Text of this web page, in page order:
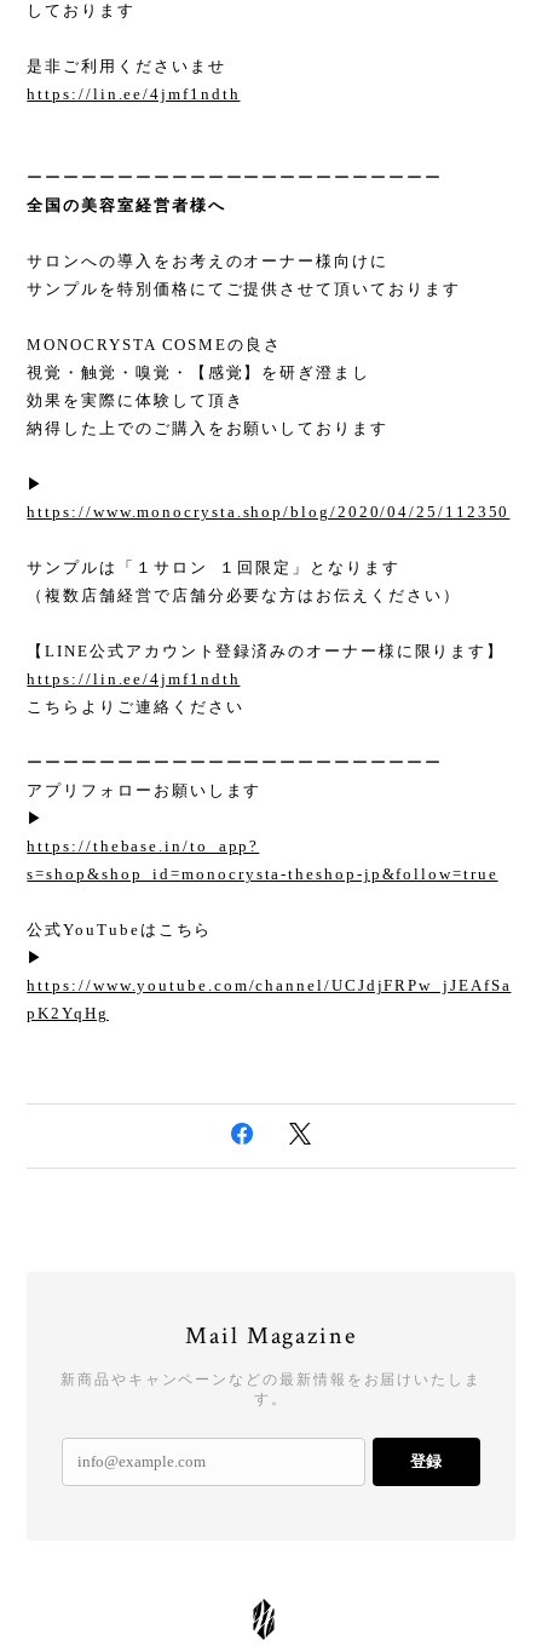
しております
是非ご利用くださいませ
https://lin.ee/4jmf1ndth
ーーーーーーーーーーーーーーーーーーーーーーー
全国の美容室経営者様へ
サロンへの導入をお考えのオーナー様向けに
サンプルを特別価格にてご提供させて頂いております
MONOCRYSTA COSMEの良さ
視覚・触覚・嗅覚・【感覚】を研ぎ澄まし
効果を実際に体験して頂き
納得した上でのご購入をお願いしております
▶︎
https://www.monocrysta.shop/blog/2020/04/25/112350
サンプルは「１サロン １回限定」となります
（複数店舗経営で店舗分必要な方はお伝えください）
【LINE公式アカウント登録済みのオーナー様に限ります】
https://lin.ee/4jmf1ndth
こちらよりご連絡ください
ーーーーーーーーーーーーーーーーーーーーーーー
アプリフォローお願いします
▶︎
https://thebase.in/to_app?
s=shop&shop_id=monocrysta-theshop-jp&follow=true
公式YouTubeはこちら
▶︎
https://www.youtube.com/channel/UCJdjFRPw_jJEAfSa
pK2YqHg
Mail Magazine
新商品やキャンペーンなどの最新情報をお届けいたしま
す。
登録